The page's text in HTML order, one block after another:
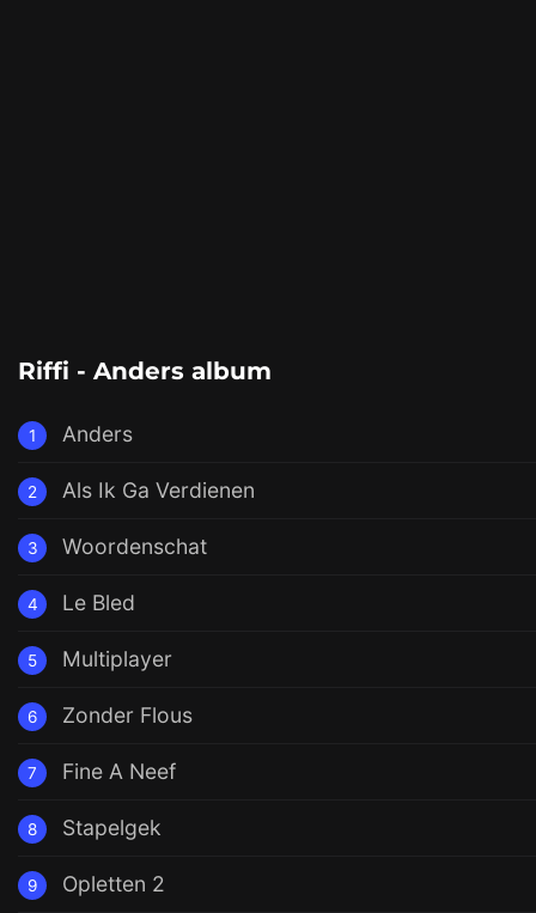
Riffi - Anders album
1 Anders
2 Als Ik Ga Verdienen
3 Woordenschat
4 Le Bled
5 Multiplayer
6 Zonder Flous
7 Fine A Neef
8 Stapelgek
9 Opletten 2